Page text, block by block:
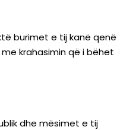
burimet e tij kanë qenë
krahasimin që i bëhet
dhe mësimet e tij